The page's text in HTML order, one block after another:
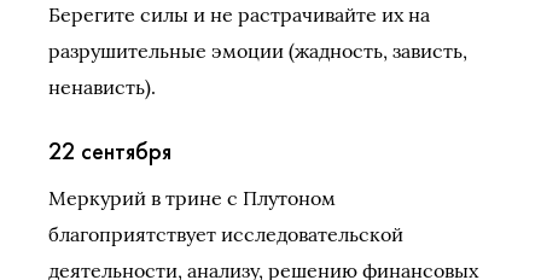
Берегите силы и не растрачивайте их на
разрушительные эмоции (жадность, зависть,
ненависть).
22 сентября
Меркурий в трине с Плутоном
благоприятствует исследовательской
деятельности, анализу, решению финансовых